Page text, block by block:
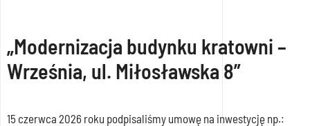
„Modernizacja budynku kratowni –
Września, ul. Miłosławska 8”
15 czerwca 2026 roku podpisaliśmy umowę na inwestycję np.: